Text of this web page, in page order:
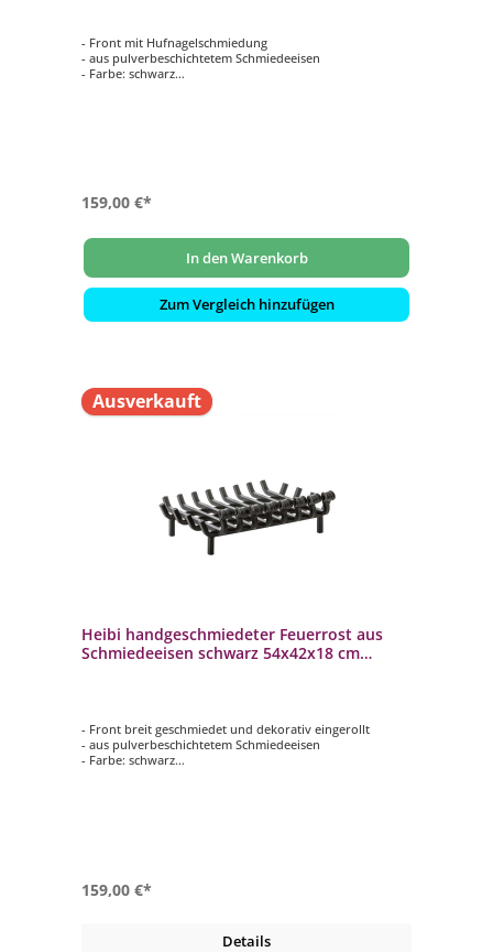
- Front mit Hufnagelschmiedung
- aus pulverbeschichtetem Schmiedeeisen
- Farbe: schwarz
159,00 €*
In den Warenkorb
Zum Vergleich hinzufügen
Ausverkauft
Heibi handgeschmiedeter Feuerrost aus
Schmiedeeisen schwarz 54x42x18 cm
- Front breit geschmiedet und dekorativ eingerollt
- aus pulverbeschichtetem Schmiedeeisen
- Farbe: schwarz
159,00 €*
Details